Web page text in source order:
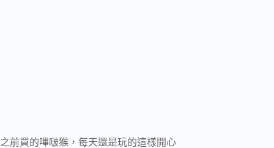
之前買的嗶啵猴，每天還是玩的這樣開心